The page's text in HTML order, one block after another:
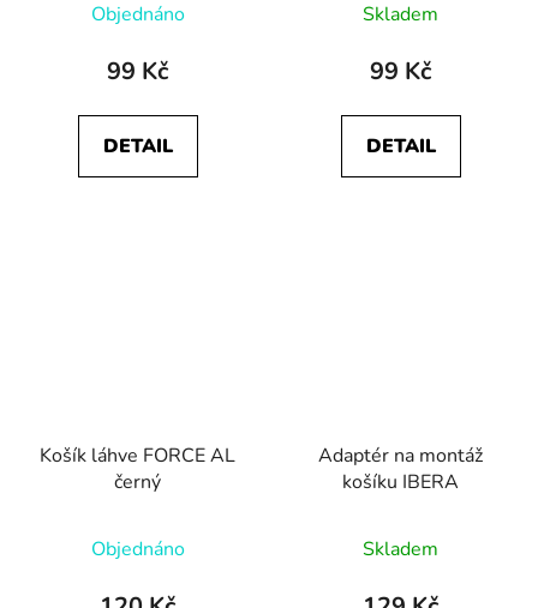
Objednáno
99 Kč
DETAIL
Skladem
99 Kč
DETAIL
Košík láhve FORCE AL
černý
Objednáno
Adaptér na montáž
košíku IBERA
Skladem